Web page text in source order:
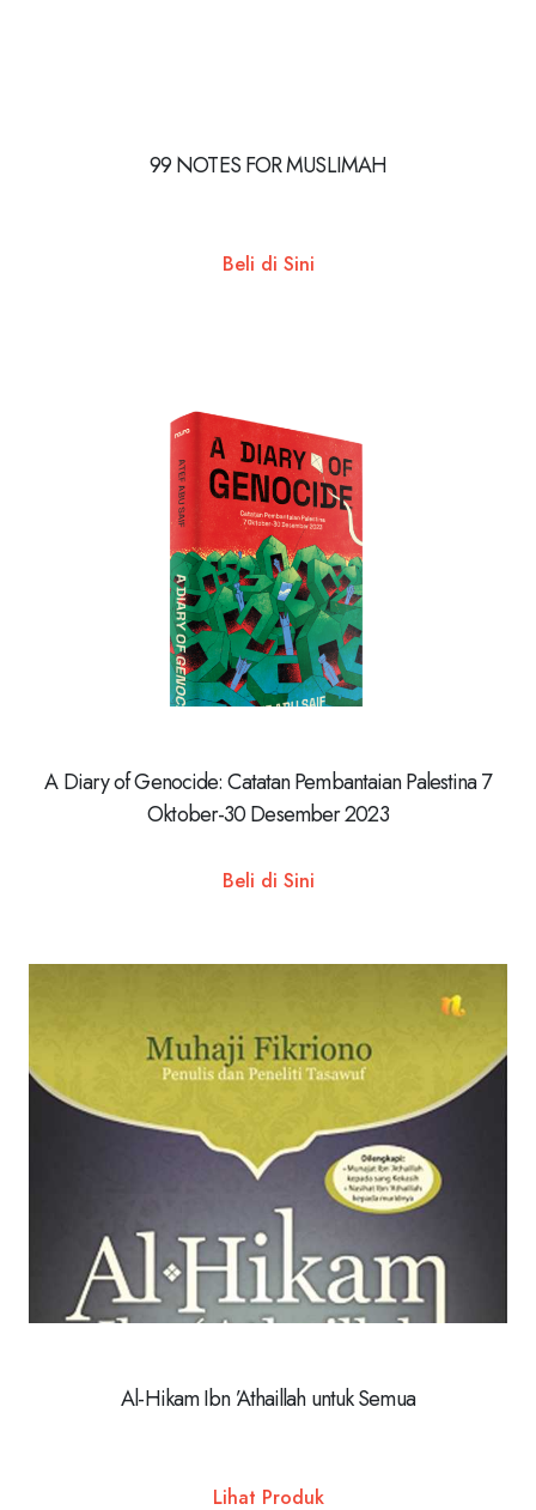
99 NOTES FOR MUSLIMAH
Beli di Sini
A Diary of Genocide: Catatan Pembantaian Palestina 7
Oktober-30 Desember 2023
Beli di Sini
Al-Hikam Ibn ’Athaillah untuk Semua
Lihat Produk